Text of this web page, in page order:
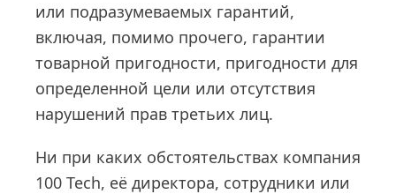
или подразумеваемых гарантий,
включая, помимо прочего, гарантии
товарной пригодности, пригодности для
определенной цели или отсутствия
нарушений прав третьих лиц.
Ни при каких обстоятельствах компания
100 Tech, её директора, сотрудники или